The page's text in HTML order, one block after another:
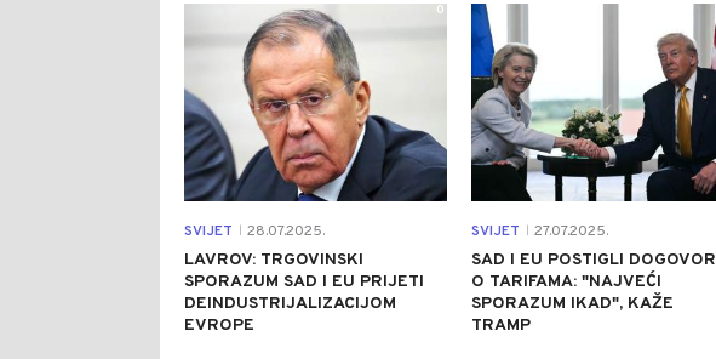
SVIJET 28.07.2025.
LAVROV: TRGOVINSKI
SPORAZUM SAD I EU PRIJETI
DEINDUSTRIJALIZACIJOM
EVROPE
0
SVIJET 27.07.2025.
SAD I EU POSTIGLI DOGOVOR
O TARIFAMA: "NAJVEĆI
SPORAZUM IKAD", KAŽE
TRAMP